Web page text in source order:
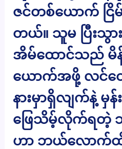
ဇင်တစ်ယောက် ငြိ
တယ်။ သူမ ပြီးသွား
အိမ်ထောင်သည် မိ
ယောက်အဖို့ လင်တေ
နားမှာရှိလျက်နဲ့ မှန်
ဖြေသိမ့်လိုက်ရတဲ့
ဟာ ဘယ်လောက်ထိ